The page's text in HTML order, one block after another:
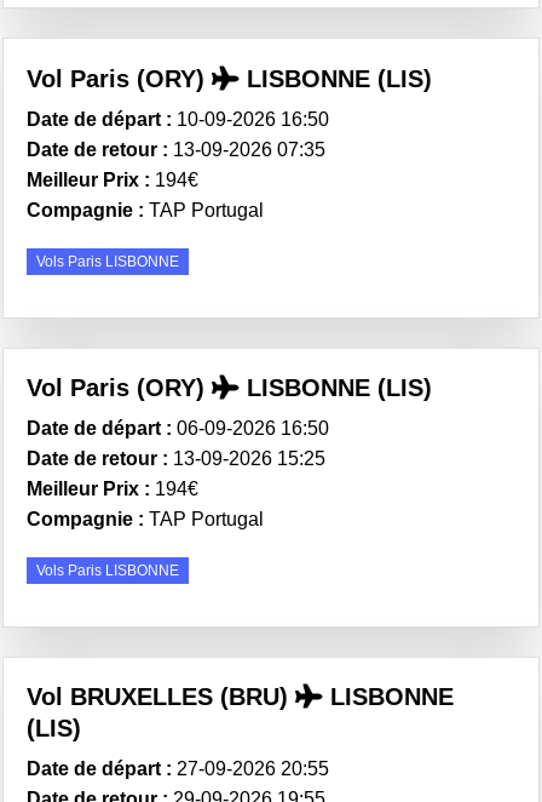
Vol Paris (ORY) LISBONNE (LIS)
Date de départ : 10-09-2026 16:50
Date de retour : 13-09-2026 07:35
Meilleur Prix : 194€
Compagnie : TAP Portugal
Vols Paris LISBONNE
Vol Paris (ORY) LISBONNE (LIS)
Date de départ : 06-09-2026 16:50
Date de retour : 13-09-2026 15:25
Meilleur Prix : 194€
Compagnie : TAP Portugal
Vols Paris LISBONNE
Vol BRUXELLES (BRU)
LISBONNE
(LIS)
Date de départ : 27-09-2026 20:55